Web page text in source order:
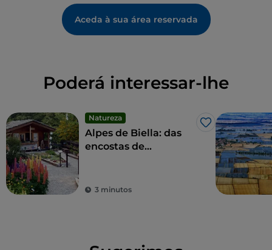
Aceda à sua área reservada
Poderá interessar-lhe
Natureza
Gosto
Alpes de Biella: das
encostas de
3 minutos